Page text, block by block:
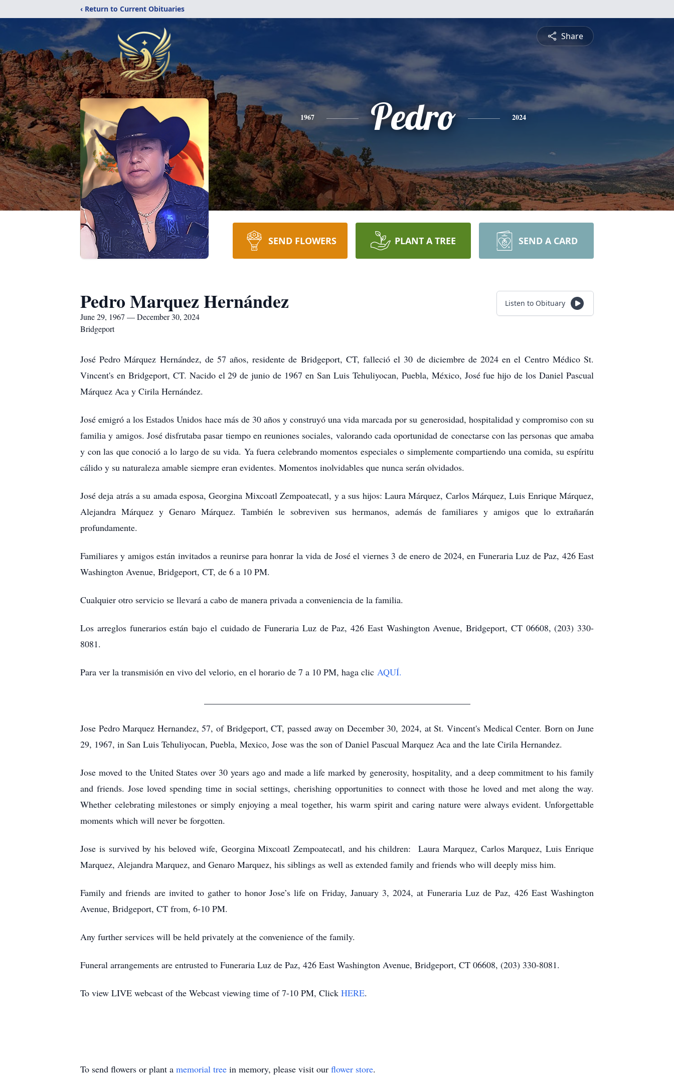
‹ Return to Current Obituaries
Share
1967 Pedro 2024
SEND FLOWERS PLANT A TREE SEND A CARD
Pedro Marquez Hernández
June 29, 1967 — December 30, 2024
Bridgeport
Listen to Obituary
José Pedro Márquez Hernández, de 57 años, residente de Bridgeport, CT, falleció el 30 de diciembre de 2024 en el Centro Médico St.
Vincent's en Bridgeport, CT. Nacido el 29 de junio de 1967 en San Luis Tehuliyocan, Puebla, México, José fue hijo de los Daniel Pascual
Márquez Aca y Cirila Hernández.
José emigró a los Estados Unidos hace más de 30 años y construyó una vida marcada por su generosidad, hospitalidad y compromiso con su
familia y amigos. José disfrutaba pasar tiempo en reuniones sociales, valorando cada oportunidad de conectarse con las personas que amaba
y con las que conoció a lo largo de su vida. Ya fuera celebrando momentos especiales o simplemente compartiendo una comida, su espíritu
cálido y su naturaleza amable siempre eran evidentes. Momentos inolvidables que nunca serán olvidados.
José deja atrás a su amada esposa, Georgina Mixcoatl Zempoatecatl, y a sus hijos: Laura Márquez, Carlos Márquez, Luis Enrique Márquez,
Alejandra Márquez y Genaro Márquez. También le sobreviven sus hermanos, además de familiares y amigos que lo extrañarán
profundamente.
Familiares y amigos están invitados a reunirse para honrar la vida de José el viernes 3 de enero de 2024, en Funeraria Luz de Paz, 426 East
Washington Avenue, Bridgeport, CT, de 6 a 10 PM.
Cualquier otro servicio se llevará a cabo de manera privada a conveniencia de la familia.
Los arreglos funerarios están bajo el cuidado de Funeraria Luz de Paz, 426 East Washington Avenue, Bridgeport, CT 06608, (203) 330-
8081.
Para ver la transmisión en vivo del velorio, en el horario de 7 a 10 PM, haga clic AQUÍ.
Jose Pedro Marquez Hernandez, 57, of Bridgeport, CT, passed away on December 30, 2024, at St. Vincent's Medical Center. Born on June
29, 1967, in San Luis Tehuliyocan, Puebla, Mexico, Jose was the son of Daniel Pascual Marquez Aca and the late Cirila Hernandez.
Jose moved to the United States over 30 years ago and made a life marked by generosity, hospitality, and a deep commitment to his family
and friends. Jose loved spending time in social settings, cherishing opportunities to connect with those he loved and met along the way.
Whether celebrating milestones or simply enjoying a meal together, his warm spirit and caring nature were always evident. Unforgettable
moments which will never be forgotten.
Jose is survived by his beloved wife, Georgina Mixcoatl Zempoatecatl, and his children: Laura Marquez, Carlos Marquez, Luis Enrique
Marquez, Alejandra Marquez, and Genaro Marquez, his siblings as well as extended family and friends who will deeply miss him.
Family and friends are invited to gather to honor Jose’s life on Friday, January 3, 2024, at Funeraria Luz de Paz, 426 East Washington
Avenue, Bridgeport, CT from, 6-10 PM.
Any further services will be held privately at the convenience of the family.
Funeral arrangements are entrusted to Funeraria Luz de Paz, 426 East Washington Avenue, Bridgeport, CT 06608, (203) 330-8081.
To view LIVE webcast of the Webcast viewing time of 7-10 PM, Click HERE.
To send flowers or plant a memorial tree in memory, please visit our flower store.